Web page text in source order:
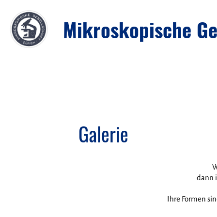
Mikroskopische
Galerie
dann
Ihre Formen